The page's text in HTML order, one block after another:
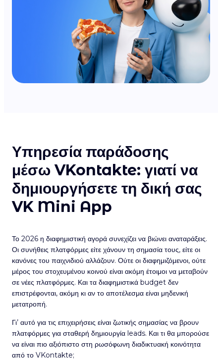
Υπηρεσία παράδοσης
μέσω VKontakte: γιατί να
δημιουργήσετε τη δική σας
VK Mini App
Το 2026 η διαφημιστική αγορά συνεχίζει να βιώνει αναταράξεις.
Οι συνήθεις πλατφόρμες είτε χάνουν τη σημασία τους, είτε οι
κανόνες του παιχνιδιού αλλάζουν. Ούτε οι διαφημιζόμενοι, ούτε
μέρος του στοχευμένου κοινού είναι ακόμη έτοιμοι να μεταβούν
σε νέες πλατφόρμες. Και τα διαφημιστικά budget δεν
επιστρέφονται, ακόμη κι αν το αποτέλεσμα είναι μηδενική
μετατροπή.
Γι’ αυτό για τις επιχειρήσεις είναι ζωτικής σημασίας να βρουν
πλατφόρμες για σταθερή δημιουργία leads. Και τι θα μπορούσε
να είναι πιο αξιόπιστο στη ρωσόφωνη διαδικτυακή κοινότητα
από το VKontakte;